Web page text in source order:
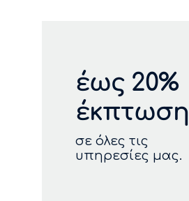
έως 20%
έκπτωση
σε όλες τις
υπηρεσίες μας.